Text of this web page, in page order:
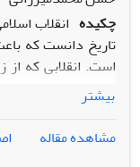
چکیده انقلاب
تاریخ دانست که
است. انقلابی که
تمدن غربی،
اصلی که مطرح
نگاه، انقلاب
است؟ (مسئله)؛
بیشتر
مشاهده مقاله